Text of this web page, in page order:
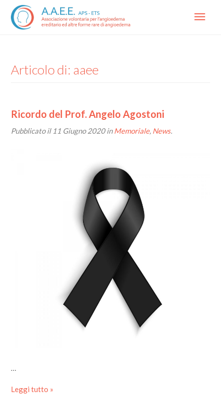
Menu
Articolo di: aaee
Ricordo del Prof. Angelo Agostoni
Pubblicato il 11 Giugno 2020inMemoriale, News.
…
Leggi tutto »